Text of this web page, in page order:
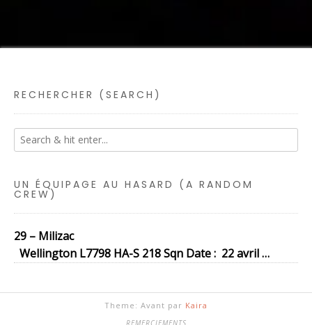
RECHERCHER (SEARCH)
UN ÉQUIPAGE AU HASARD (A RANDOM
CREW)
29 – Milizac
Wellington L7798 HA-S 218 Sqn Date : 22 avril …
Theme: Avant par Kaira